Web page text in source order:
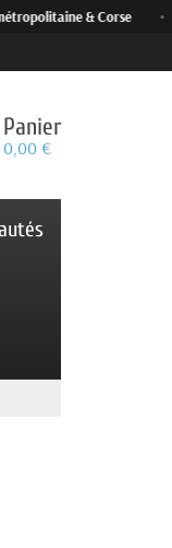
& Corse
Panier
0,00 €